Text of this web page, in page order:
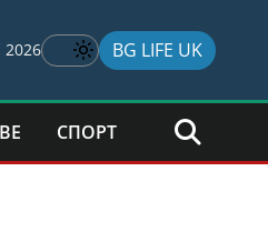
2026 BG LIFE UK
СПОРТ